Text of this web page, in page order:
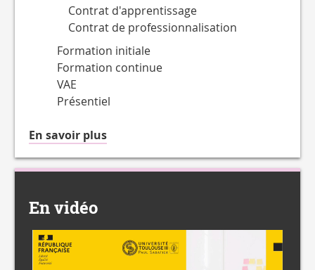
Contrat d'apprentissage
Contrat de professionnalisation
Formation initiale
Formation continue
VAE
Présentiel
En savoir plusà
du
En vidéo